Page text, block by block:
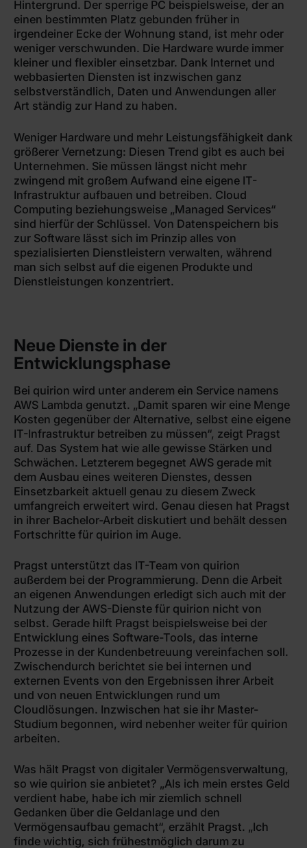
Hintergrund. Der sperrige PC beispielsweise, der an
einen bestimmten Platz gebunden früher in
irgendeiner Ecke der Wohnung stand, ist mehr oder
weniger verschwunden. Die Hardware wurde immer
kleiner und flexibler einsetzbar. Dank Internet und
webbasierten Diensten ist inzwischen ganz
selbstverständlich, Daten und Anwendungen aller
Art ständig zur Hand zu haben.
Weniger Hardware und mehr Leistungsfähigkeit dank
größerer Vernetzung: Diesen Trend gibt es auch bei
Unternehmen. Sie müssen längst nicht mehr
zwingend mit großem Aufwand eine eigene IT-
Infrastruktur aufbauen und betreiben. Cloud
Computing beziehungsweise „Managed Services“
sind hierfür der Schlüssel. Von Datenspeichern bis
zur Software lässt sich im Prinzip alles von
spezialisierten Dienstleistern verwalten, während
man sich selbst auf die eigenen Produkte und
Dienstleistungen konzentriert.
Neue Dienste in der
Entwicklungsphase
Bei quirion wird unter anderem ein Service namens
AWS Lambda genutzt. „Damit sparen wir eine Menge
Kosten gegenüber der Alternative, selbst eine eigene
IT-Infrastruktur betreiben zu müssen“, zeigt Pragst
auf. Das System hat wie alle gewisse Stärken und
Schwächen. Letzterem begegnet AWS gerade mit
dem Ausbau eines weiteren Dienstes, dessen
Einsetzbarkeit aktuell genau zu diesem Zweck
umfangreich erweitert wird. Genau diesen hat Pragst
in ihrer Bachelor-Arbeit diskutiert und behält dessen
Fortschritte für quirion im Auge.
Pragst unterstützt das IT-Team von quirion
außerdem bei der Programmierung. Denn die Arbeit
an eigenen Anwendungen erledigt sich auch mit der
Nutzung der AWS-Dienste für quirion nicht von
selbst. Gerade hilft Pragst beispielsweise bei der
Entwicklung eines Software-Tools, das interne
Prozesse in der Kundenbetreuung vereinfachen soll.
Zwischendurch berichtet sie bei internen und
externen Events von den Ergebnissen ihrer Arbeit
und von neuen Entwicklungen rund um
Cloudlösungen. Inzwischen hat sie ihr Master-
Studium begonnen, wird nebenher weiter für quirion
arbeiten.
Was hält Pragst von digitaler Vermögensverwaltung,
so wie quirion sie anbietet? „Als ich mein erstes Geld
verdient habe, habe ich mir ziemlich schnell
Gedanken über die Geldanlage und den
Vermögensaufbau gemacht“, erzählt Pragst. „Ich
finde wichtig, sich frühestmöglich darum zu